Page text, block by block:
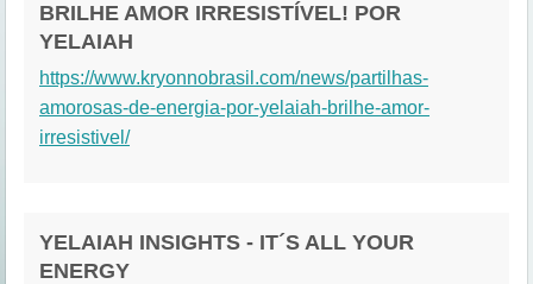
BRILHE AMOR IRRESISTÍVEL! POR
YELAIAH
https://www.kryonnobrasil.com/news/partilhas-
amorosas-de-energia-por-yelaiah-brilhe-amor-
irresistivel/
YELAIAH INSIGHTS - IT´S ALL YOUR
ENERGY